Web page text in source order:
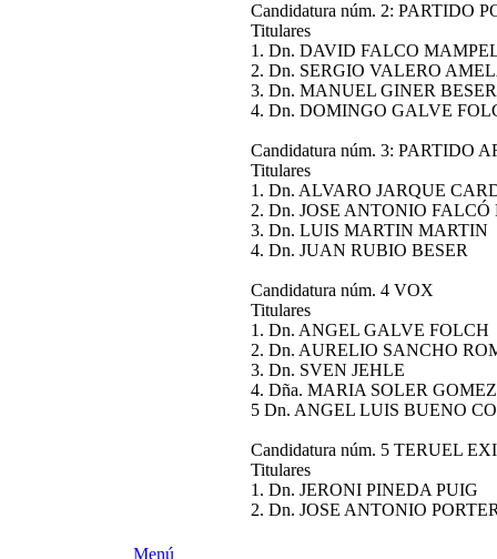
Candidatura núm. 2: PARTIDO
Titulares
1. Dn. DAVID FALCO
2. Dn. SERGIO VALERO
3. Dn. MANUEL GINER
4. Dn. DOMINGO GALVE
Candidatura núm. 3: PARTIDO
Titulares
1. Dn. ALVARO JARQUE
2. Dn. JOSE ANTONIO
3. Dn. LUIS MARTIN
4. Dn. JUAN RUBIO
Candidatura núm. 4 VOX
Titulares
1. Dn. ANGEL GALVE
2. Dn. AURELIO SANCHO
3. Dn. SVEN JEHLE
4. Dña. MARIA SOLER GOMEZ
5 Dn. ANGEL LUIS BUENO
Candidatura núm. 5 TERUEL
Titulares
1. Dn. JERONI
2. Dn. JOSE ANTONIO
Menú